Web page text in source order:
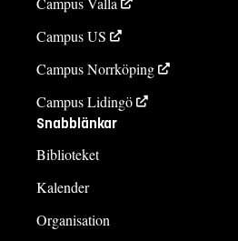
Campus US
Campus Norrköping
Campus Lidingö
Snabblänkar
Biblioteket
Kalender
Organisation